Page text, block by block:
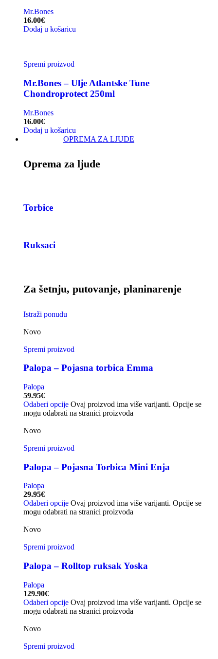
Mr.Bones
16.00€
Dodaj u košaricu
Spremi proizvod
Mr.Bones – Ulje Atlantske Tune
Chondroprotect 250ml
Mr.Bones
16.00€
Dodaj u košaricu
OPREMA ZA LJUDE
Oprema za ljude
Torbice
Ruksaci
Za šetnju, putovanje, planinarenje
Istraži ponudu
Novo
Spremi proizvod
Palopa – Pojasna torbica Emma
Palopa
59.95€
Odaberi opcije Ovaj proizvod ima više varijanti. Opcije se
mogu odabrati na stranici proizvoda
Novo
Spremi proizvod
Palopa – Pojasna Torbica Mini Enja
Palopa
29.95€
Odaberi opcije Ovaj proizvod ima više varijanti. Opcije se
mogu odabrati na stranici proizvoda
Novo
Spremi proizvod
Palopa – Rolltop ruksak Yoska
Palopa
129.90€
Odaberi opcije Ovaj proizvod ima više varijanti. Opcije se
mogu odabrati na stranici proizvoda
Novo
Spremi proizvod